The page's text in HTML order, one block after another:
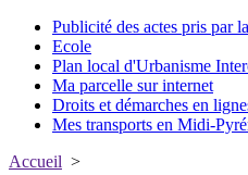
Publicité des actes pris par
Ecole
Plan local d'Urbanisme
Ma parcelle sur internet
Droits et démarches en
Mes transports en Midi-
Accueil >